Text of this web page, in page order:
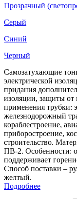
Прозрачный
Серый
Синий
Черный
Самозатухающие
электрической
придания
изоляции, защиты от
применения трубки:
железнодорожный
кораблестроение,
приборостроение,
строительство.
ПВ-2. Особенности:
поддерживает
Способ поставки –
желтый.
Подробнее